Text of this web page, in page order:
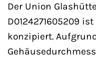
Der Union
D0124271605209
konzipiert.